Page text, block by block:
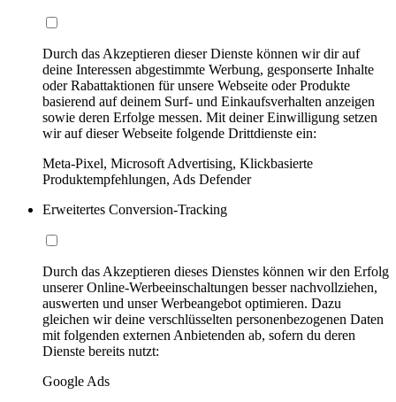
Durch das Akzeptieren dieser Dienste können wir dir auf
deine Interessen abgestimmte Werbung, gesponserte Inhalte
oder Rabattaktionen für unsere Webseite oder Produkte
basierend auf deinem Surf- und Einkaufsverhalten anzeigen
sowie deren Erfolge messen. Mit deiner Einwilligung setzen
wir auf dieser Webseite folgende Drittdienste ein:
Meta-Pixel, Microsoft Advertising, Klickbasierte
Produktempfehlungen, Ads Defender
Erweitertes Conversion-Tracking
Durch das Akzeptieren dieses Dienstes können wir den Erfolg
unserer Online-Werbeeinschaltungen besser nachvollziehen,
auswerten und unser Werbeangebot optimieren. Dazu
gleichen wir deine verschlüsselten personenbezogenen Daten
mit folgenden externen Anbietenden ab, sofern du deren
Dienste bereits nutzt:
Google Ads